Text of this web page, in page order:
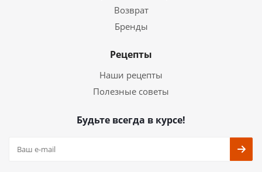
Возврат
Бренды
Рецепты
Наши рецепты
Полезные советы
Будьте всегда в курсе!